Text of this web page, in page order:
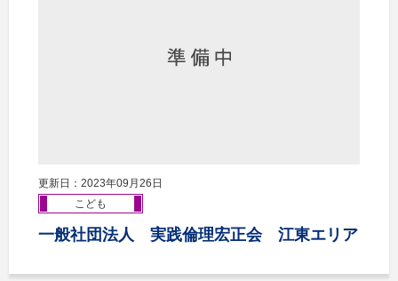
更新日：2023年09月26日
こども
一般社団法人 実践倫理宏正会 江東エリア